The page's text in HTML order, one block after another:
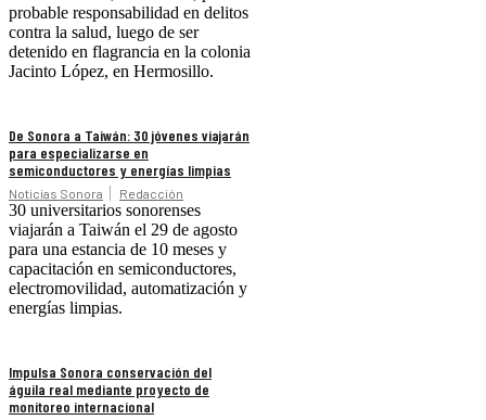
probable responsabilidad en delitos
contra la salud, luego de ser
detenido en flagrancia en la colonia
Jacinto López, en Hermosillo.
De Sonora a Taiwán: 30 jóvenes viajarán
para especializarse en
semiconductores y energías limpias
Noticias Sonora Redacción
30 universitarios sonorenses
viajarán a Taiwán el 29 de agosto
para una estancia de 10 meses y
capacitación en semiconductores,
electromovilidad, automatización y
energías limpias.
Impulsa Sonora conservación del
águila real mediante proyecto de
monitoreo internacional